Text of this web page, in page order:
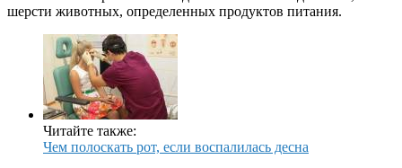
шерсти животных, определенных продуктов питания.
Читайте также:
Чем полоскать рот, если воспалилась десна